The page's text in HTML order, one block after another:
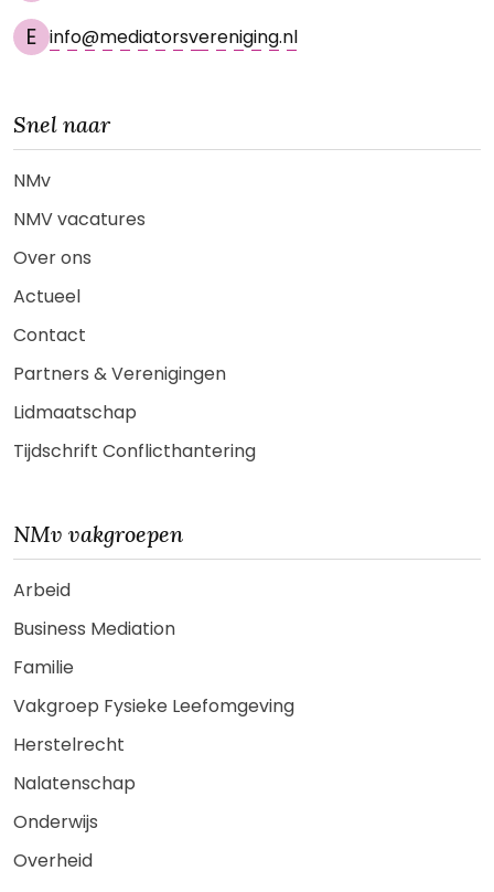
E info@mediatorsvereniging.nl
Snel naar
NMv
NMV vacatures
Over ons
Actueel
Contact
Partners & Verenigingen
Lidmaatschap
Tijdschrift Conflicthantering
NMv vakgroepen
Arbeid
Business Mediation
Familie
Vakgroep Fysieke Leefomgeving
Herstelrecht
Nalatenschap
Onderwijs
Overheid